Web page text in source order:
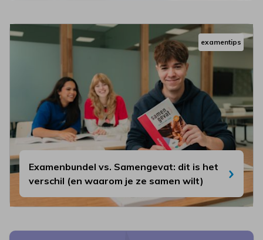
examentips
Examenbundel vs. Samengevat: dit is het
verschil (en waarom je ze samen wilt)